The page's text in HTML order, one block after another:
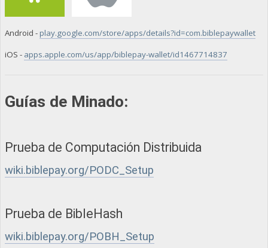
Android - play.google.com/store/apps/details?id=com.biblepaywallet
iOS - apps.apple.com/us/app/biblepay-wallet/id1467714837
Guías de Minado:
Prueba de Computación Distribuida
wiki.biblepay.org/PODC_Setup
Prueba de BibleHash
wiki.biblepay.org/POBH_Setup